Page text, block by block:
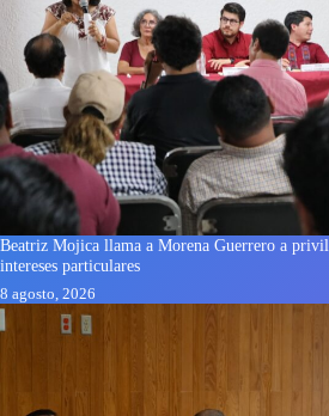
Beatriz Mojica llama a Morena Guerrero a
intereses particulares
8 agosto, 2026